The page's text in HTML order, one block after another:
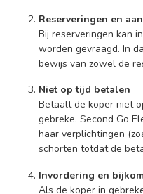
Reserveringen en
Bij reserveringen kan
worden gevraagd. In
bewijs van zowel de
Niet op tijd betalen
Betaalt de koper niet
gebreke. Second Go
haar verplichtingen
schorten totdat de
Invordering en
Als de koper in